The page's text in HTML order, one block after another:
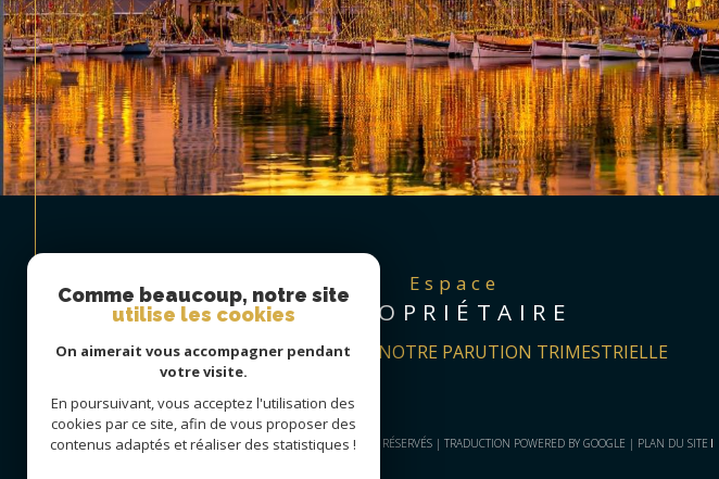
Espace
PROPRIÉTAIRE
DÉCOUVREZ NOTRE PARUTION TRIMESTRIELLE
© 2026 | TOUS DROITS RÉSERVÉS | TRADUCTION POWERED BY GOOGLE | PLAN DU SITE
Comme beaucoup, notre site
utilise les cookies
On aimerait vous accompagner pendant
votre visite.
En poursuivant, vous acceptez l'utilisation des
cookies par ce site, afin de vous proposer des
contenus adaptés et réaliser des statistiques !